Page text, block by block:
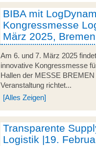
BIBA mit
Kongressmesse
März 2025, Bremen
Am 6. und 7. März 2025
innovative Kongressmesse
Hallen der MESSE
Veranstaltung richtet...
[Alles Zeigen]
Transparente
Logistik |19.